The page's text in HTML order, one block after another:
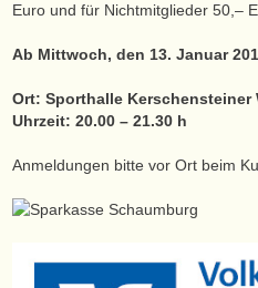
Euro und für Nichtmitglieder 50,–
Ab Mittwoch, den 13. Januar
Ort: Sporthalle Kerschensteiner
Uhrzeit: 20.00 – 21.30 h
Anmeldungen bitte vor Ort beim